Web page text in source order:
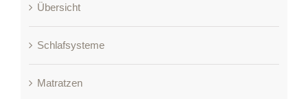
Übersicht
Schlafsysteme
Matratzen